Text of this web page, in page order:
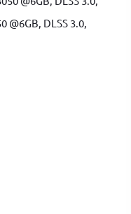
@6GB, DLSS 3.0,